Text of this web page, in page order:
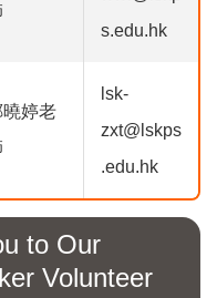
s.edu.hk
曉婷老
lsk-
zxt@lskps
.edu.hk
to Our
Volunteer